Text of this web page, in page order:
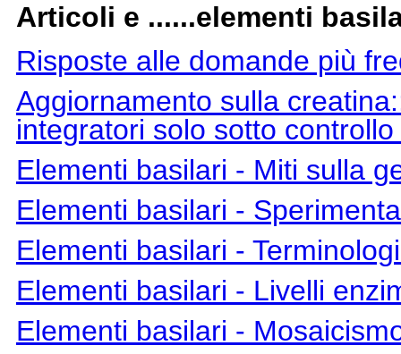
Articoli e ......elementi
Risposte alle domande più
Aggiornamento sulla
integratori solo sotto
Elementi basilari - Miti sulla
Elementi basilari -
Elementi basilari -
Elementi basilari - Livelli
Elementi basilari -